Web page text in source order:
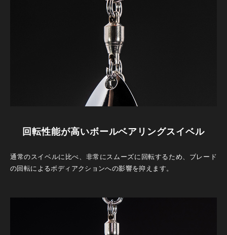
回転性能が高いボールベアリングスイベル
通常のスイベルに比べ、非常にスムーズに回転するため、ブレード
の回転によるボディアクションへの影響を抑えます。